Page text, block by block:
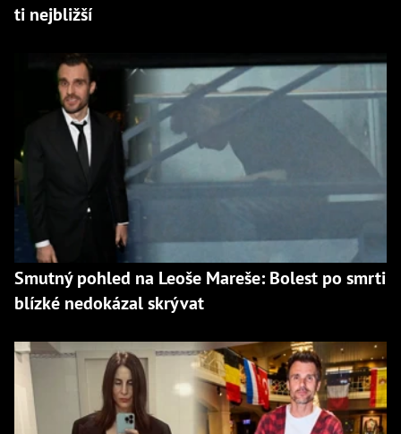
ti nejbližší
Smutný pohled na Leoše Mareše: Bolest po smrti
blízké nedokázal skrývat